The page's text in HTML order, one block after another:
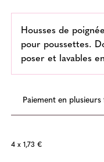
Housses de
pour poussettes.
poser et lavables
Paiement en plusieurs
4 x 1,73 €